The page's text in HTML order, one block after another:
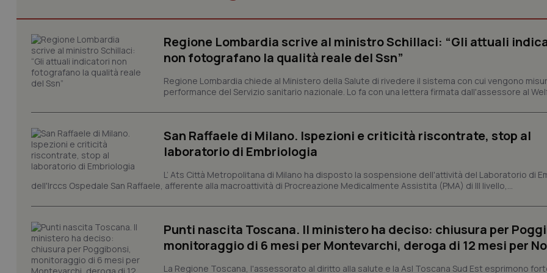
Regione Lombardia scrive al ministro Schillaci: “Gli attuali
non fotografano la qualità reale del Ssn”
Regione Lombardia chiede al Ministero della Salute di rivedere il sistema con cui vengono
performance del Servizio sanitario nazionale. Lo fa con una lettera firmata dall'assessore al
San Raffaele di Milano. Ispezioni e criticità riscontrate, stop al
laboratorio di Embriologia
L’ Ats Città Metropolitana di Milano ha disposto la sospensione dell'attività del Laboratorio di
dell'Irccs Ospedale San Raffaele, afferente alla macroattività di Procreazione Medicalmente Assistita (PMA) di III livello,...
Punti nascita Toscana. Il ministero ha deciso: chiusura per
monitoraggio di 6 mesi per Montevarchi, deroga di 12 mesi per
La Regione Toscana, l'assessorato al diritto alla salute e la Asl Toscana Sud Est esprimono
CookieScript
dei cookie di Cookie-Script.com
tracking-sites-ironfish-
tracking-enable
settimane
2 giorni
abilitare il sistema di tracking
session-id
settimane
assegnare un identificatore
_ga
Google LLC
1 anno 1
Questo nome di cookie è
Universal Analytics, che è un
per distinguere utenti unici
generato in modo casuale come
cliente. È incluso in ogni
sessioni e campagne per i
PHP.net
www.quotidianosanita.it
linguaggio PHP. Si tratta di un
generico utilizzato per
sessione utente. Normalmente è
utilizzato può essere specifico